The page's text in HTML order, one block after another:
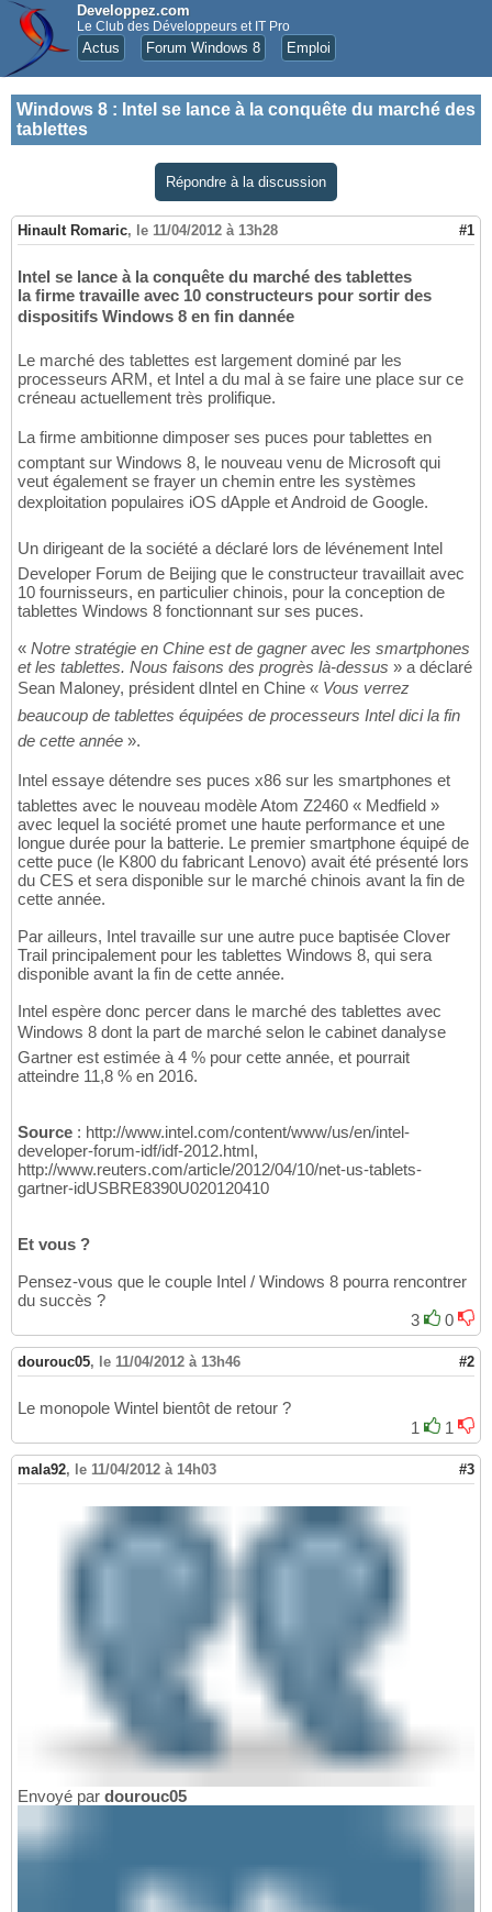
Developpez.com
Le Club des Développeurs et IT Pro
Actus Forum Windows 8 Emploi
Windows 8 : Intel se lance à la conquête du marché des
tablettes
Répondre à la discussion
Hinault Romaric, le 11/04/2012 à 13h28 #1
Intel se lance à la conquête du marché des tablettes
la firme travaille avec 10 constructeurs pour sortir des
dispositifs Windows 8 en fin dannée
Le marché des tablettes est largement dominé par les
processeurs ARM, et Intel a du mal à se faire une place sur ce
créneau actuellement très prolifique.
La firme ambitionne dimposer ses puces pour tablettes en
comptant sur Windows 8, le nouveau venu de Microsoft qui
veut également se frayer un chemin entre les systèmes
dexploitation populaires iOS dApple et Android de Google.
Un dirigeant de la société a déclaré lors de lévénement Intel
Developer Forum de Beijing que le constructeur travaillait avec
10 fournisseurs, en particulier chinois, pour la conception de
tablettes Windows 8 fonctionnant sur ses puces.
« Notre stratégie en Chine est de gagner avec les smartphones
et les tablettes. Nous faisons des progrès là-dessus » a déclaré
Sean Maloney, président dIntel en Chine « Vous verrez
beaucoup de tablettes équipées de processeurs Intel dici la fin
de cette année ».
Intel essaye détendre ses puces x86 sur les smartphones et
tablettes avec le nouveau modèle Atom Z2460 « Medfield »
avec lequel la société promet une haute performance et une
longue durée pour la batterie. Le premier smartphone équipé de
cette puce (le K800 du fabricant Lenovo) avait été présenté lors
du CES et sera disponible sur le marché chinois avant la fin de
cette année.
Par ailleurs, Intel travaille sur une autre puce baptisée Clover
Trail principalement pour les tablettes Windows 8, qui sera
disponible avant la fin de cette année.
Intel espère donc percer dans le marché des tablettes avec
Windows 8 dont la part de marché selon le cabinet danalyse
Gartner est estimée à 4 % pour cette année, et pourrait
atteindre 11,8 % en 2016.
Source : http://www.intel.com/content/www/us/en/intel-
developer-forum-idf/idf-2012.html,
http://www.reuters.com/article/2012/04/10/net-us-tablets-
gartner-idUSBRE8390U020120410
Et vous ?
Pensez-vous que le couple Intel / Windows 8 pourra rencontrer
du succès ?
3
0
dourouc05, le 11/04/2012 à 13h46 #2
Le monopole Wintel bientôt de retour ?
1
1
mala92, le 11/04/2012 à 14h03 #3
Envoyé par dourouc05